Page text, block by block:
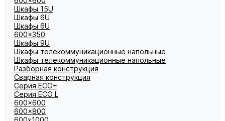
Шкафы 15U
Шкафы 6U
Шкафы 6U
600x350
Шкафы 9U
Шкафы телекоммуникационные напольные
Шкафы телекоммуникационные напольные
Разборная конструкция
Сварная конструкция
Серия ECO+
Серия ECO L
600x600
600x800